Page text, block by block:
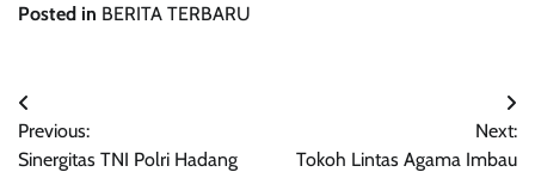
Posted in BERITA TERBARU
Navigasi
pos
Previous:
Sinergitas TNI Polri Hadang
Next:
Tokoh Lintas Agama Imbau